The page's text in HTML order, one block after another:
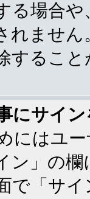
る場合
れませ
するこ
にサイ
にはユ
ン」の
で「サ